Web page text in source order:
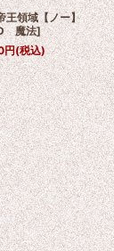
王領域【ノー】
魔法]
円(税込)